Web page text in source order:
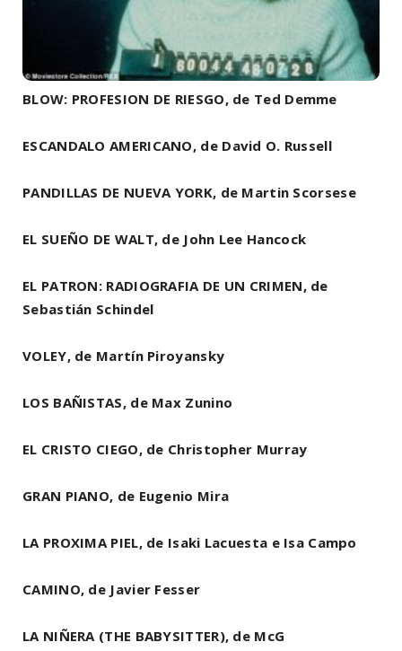
BLOW: PROFESION DE RIESGO, de Ted Demme
ESCANDALO AMERICANO, de David O. Russell
PANDILLAS DE NUEVA YORK, de Martin Scorsese
EL SUEÑO DE WALT, de John Lee Hancock
EL PATRON: RADIOGRAFIA DE UN CRIMEN, de
Sebastián Schindel
VOLEY, de Martín Piroyansky
LOS BAÑISTAS, de Max Zunino
EL CRISTO CIEGO, de Christopher Murray
GRAN PIANO, de Eugenio Mira
LA PROXIMA PIEL, de Isaki Lacuesta e Isa Campo
CAMINO, de Javier Fesser
LA NIÑERA (THE BABYSITTER), de McG